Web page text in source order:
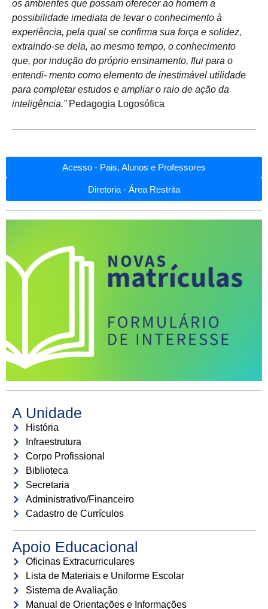
os ambientes que possam oferecer ao homem a
possibilidade imediata de levar o conhecimento à
experiência, pela qual se confirma sua força e solidez,
extraindo-se dela, ao mesmo tempo, o conhecimento
que, por indução do próprio ensinamento, flui para o
entendi- mento como elemento de inestimável utilidade
para completar estudos e ampliar o raio de ação da
inteligência.”Pedagogia Logosófica
Acesso - Pais, Alunos e Professores
Diretoria - Área Restrita
A Unidade
História
Infraestrutura
Corpo Profissional
Biblioteca
Secretaria
Administrativo/Financeiro
Cadastro de Currículos
Apoio Educacional
Oficinas Extracurriculares
Lista de Materiais e Uniforme Escolar
Sistema de Avaliação
Manual de Orientações e Informações